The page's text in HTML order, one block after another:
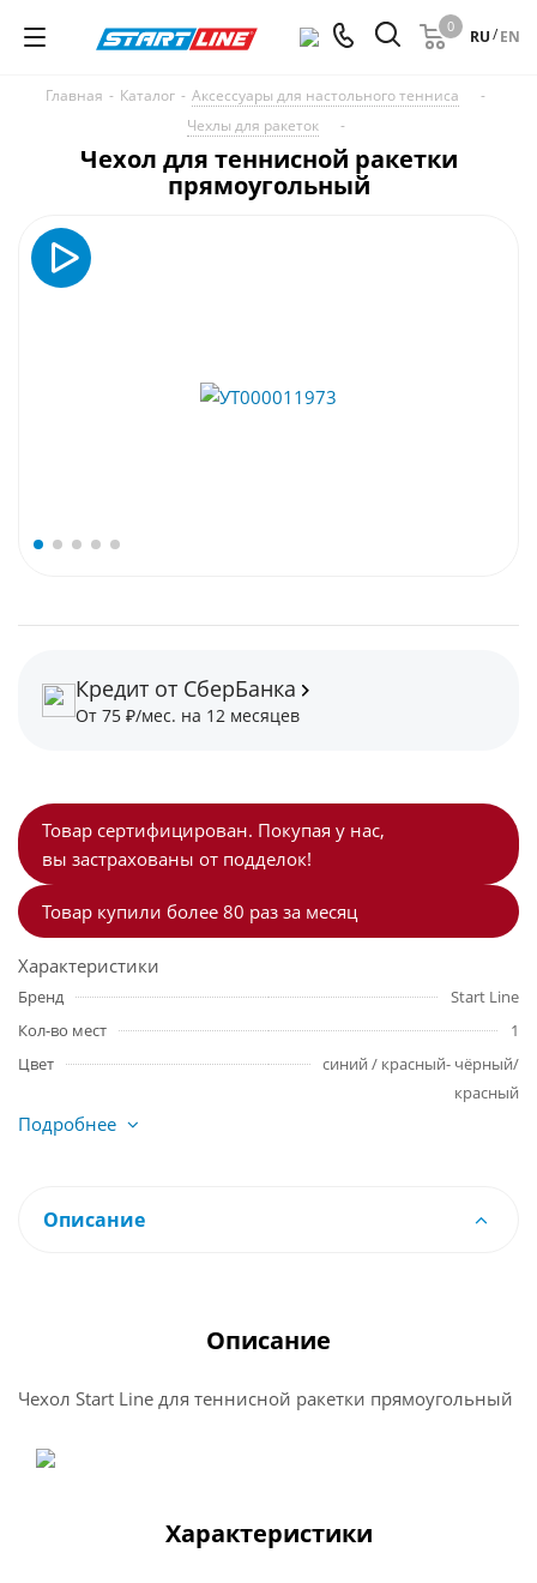
0
RU/EN
Главная - Каталог - Аксессуары для настольного тенниса
-
Чехлы для ракеток
-
Чехол для теннисной ракетки
прямоугольный
Товар сертифицирован. Покупая у нас,
вы застрахованы от подделок!
Товар купили более 80 раз за месяц
Характеристики
Бренд
Start Line
Кол-во мест
1
Цвет
синий / красный- чёрный/
красный
Подробнее
Кредит от СберБанка
От 75 ₽/мес. на 12 месяцев
Описание
Описание
Чехол Start Line для теннисной ракетки прямоугольный
Характеристики